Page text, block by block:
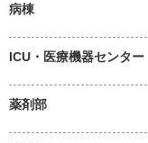
病棟
ICU・医療機器センター
薬剤部